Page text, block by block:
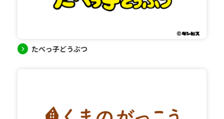
たべっ子どうぶつ